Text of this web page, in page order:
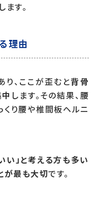
す。
理由
、ここが歪むと背骨
します。その結果、腰
くり腰や椎間板ヘルニ
い」と考える方も多い
が最も大切です。